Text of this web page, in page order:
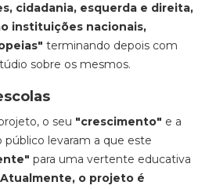
cidadania, esquerda e direita,
instituições nacionais,
terminando depois com
sobre os mesmos.
o seu "crescimento" e a
público levaram a que este
para uma vertente educativa
o projeto é